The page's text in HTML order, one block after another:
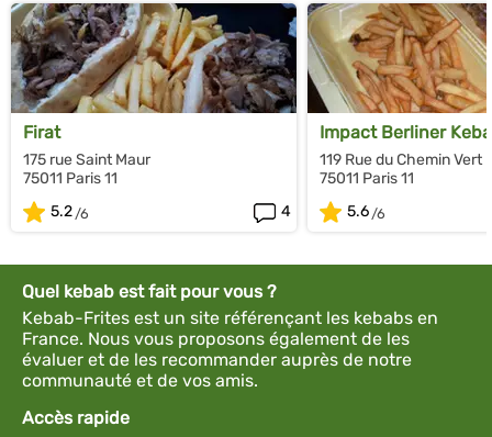
Firat
175 rue Saint Maur
75011 Paris 11
5.2
4
Impact Berliner
119 Rue du Chemin Vert
75011 Paris 11
5.6
Quel kebab est fait pour vous ?
Kebab-Frites est un site référençant les kebabs en
France. Nous vous proposons également de les
évaluer et de les recommander auprès de notre
communauté et de vos amis.
Accès rapide